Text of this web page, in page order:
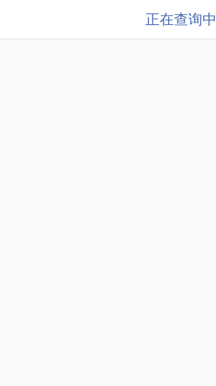
正在查询中